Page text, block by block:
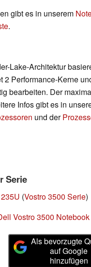
gibt es in unserem
.
Lake-Architektur
2 Performance-Kerne
bearbeiten. Der
Infos gibt es in
und der
Serie
(Vostro 3500 Serie)
Vostro 3500 Notebook
Als bevorzugte
auf Google
hinzufügen